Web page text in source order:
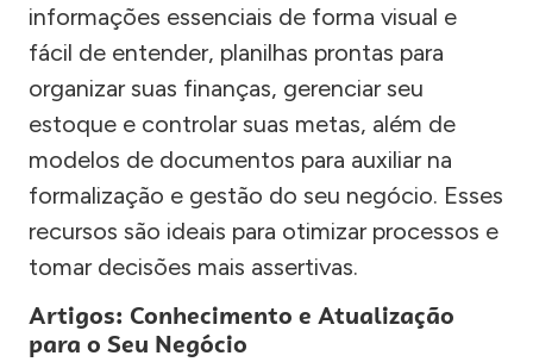
informações essenciais de forma visual e
fácil de entender, planilhas prontas para
organizar suas finanças, gerenciar seu
estoque e controlar suas metas, além de
modelos de documentos para auxiliar na
formalização e gestão do seu negócio. Esses
recursos são ideais para otimizar processos e
tomar decisões mais assertivas.
Artigos: Conhecimento e Atualização
para o Seu Negócio